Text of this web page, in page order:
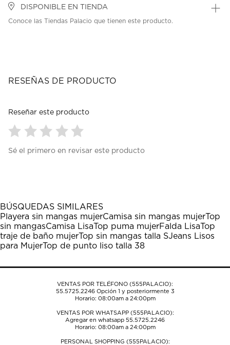
DISPONIBLE EN TIENDA
Conoce las Tiendas Palacio que tienen este producto.
RESEÑAS DE PRODUCTO
Reseñar este producto
para
1
estrella
Esta
acción
abrirá
el
de
para
estrellas.
Esta
acción
abrirá
el
de
para
estrellas.
Esta
acción
abrirá
el
de
para
estrellas.
Esta
acción
abrirá
el
de
para
estrellas.
Esta
acción
abrirá
el
de
Sé el primero en revisar este producto
BÚSQUEDAS SIMILARES
Playera sin mangas mujerCamisa sin mangas mujerTop
sin mangasCamisa LisaTop puma mujerFalda LisaTop
traje de baño mujerTop sin mangas talla SJeans Lisos
para MujerTop de punto liso talla 38
VENTAS POR TELÉFONO (555PALACIO):
55.5725.2246Opción 1 y posteriormente 3
Horario: 08:00am a 24:00pm
VENTAS POR WHATSAPP (555PALACIO):
Agregar en whatsapp 55.5725.2246
Horario: 08:00am a 24:00pm
PERSONAL SHOPPING (555PALACIO):